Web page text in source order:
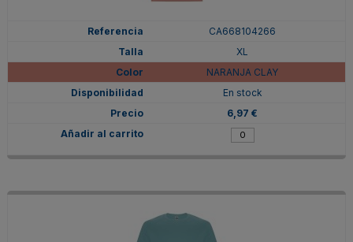
CA668104266
XL
NARANJA CLAY
En stock
6,97 €